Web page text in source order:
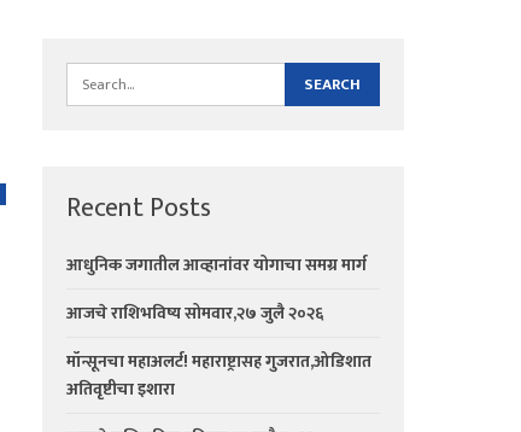
Recent Posts
आधुनिक जगातील आव्हानांवर योगाचा समग्र मार्ग
आजचे राशिभविष्य सोमवार,२७ जुलै २०२६
मॉन्सूनचा महाअलर्ट! महाराष्ट्रासह गुजरात,ओडिशात
अतिवृष्टीचा इशारा